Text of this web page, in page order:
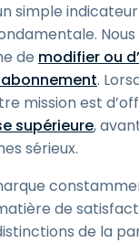
simple
Nous
de modifier ou
.
mission est
supérieure,
sérieux.
de
de la